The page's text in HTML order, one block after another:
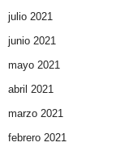
julio 2021
junio 2021
mayo 2021
abril 2021
marzo 2021
febrero 2021